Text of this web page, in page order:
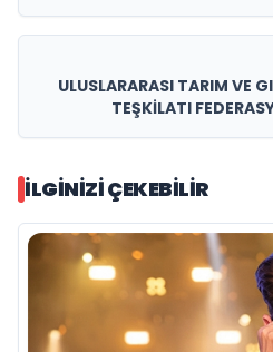
ULUSLARARASI TARIM VE
TEŞKİLATI
İLGINIZI ÇEKEBILIR